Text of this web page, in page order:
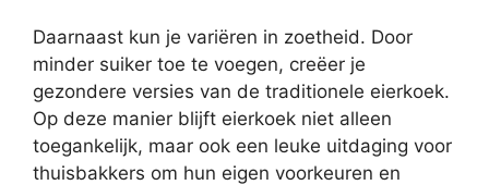
Daarnaast kun je variëren in zoetheid. Door
minder suiker toe te voegen, creëer je
gezondere versies van de traditionele eierkoek.
Op deze manier blijft eierkoek niet alleen
toegankelijk, maar ook een leuke uitdaging voor
thuisbakkers om hun eigen voorkeuren en